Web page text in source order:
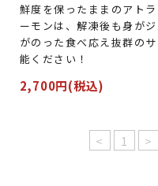
鮮度を保ったままのアト
ーモンは、解凍後も身が
がのった食べ応え抜群の
能ください！
2,700円(税込)
< 1 >